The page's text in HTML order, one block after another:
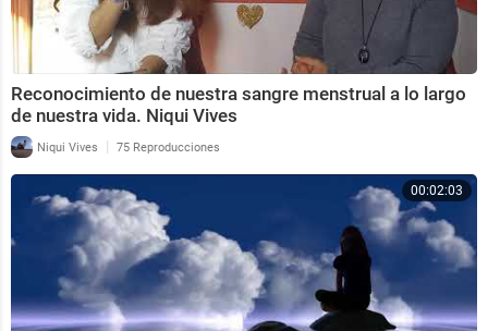
Reconocimiento de nuestra sangre menstrual a lo largo
de nuestra vida. Niqui Vives
Niqui Vives | 75 Reproducciones
00:02:03